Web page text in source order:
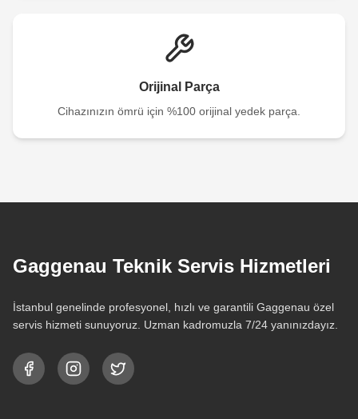
Orijinal Parça
Cihazınızın ömrü için %100 orijinal yedek parça.
Gaggenau Teknik Servis Hizmetleri
İstanbul genelinde profesyonel, hızlı ve garantili Gaggenau özel
servis hizmeti sunuyoruz. Uzman kadromuzla 7/24 yanınızdayız.